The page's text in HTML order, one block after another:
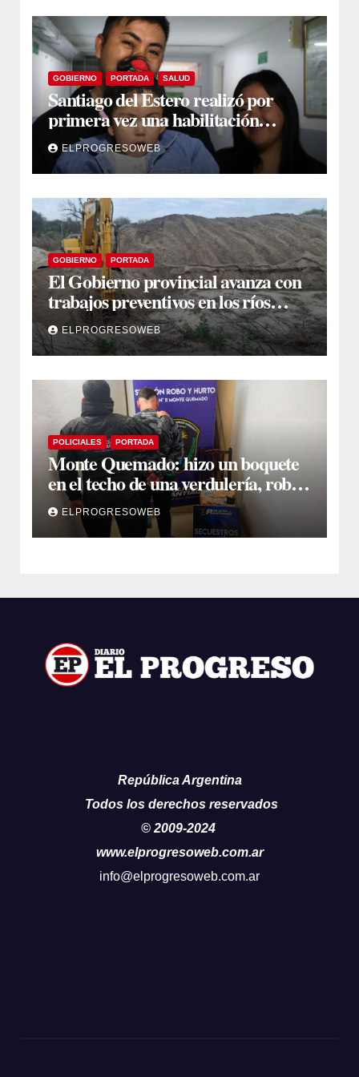
GOBIERNO PORTADA SALUD
Santiago del Estero realizó por
primera vez una habilitación
auditiva con vincha de conducción
óseaELPROGRESOWEB
GOBIERNO PORTADA
El Gobierno provincial avanza con
trabajos preventivos en los ríos
Dulce y Salado y en los Bajos
Submeridionales
ELPROGRESOWEB
POLICIALES PORTADA
Monte Quemado: hizo un boquete
en el techo de una verdulería, robó
$800.000 y cayó tras ser filmado
ELPROGRESOWEB
República Argentina
Todos los derechos reservados
© 2009-2024
www.elprogresoweb.com.ar
info@elprogresoweb.com.ar